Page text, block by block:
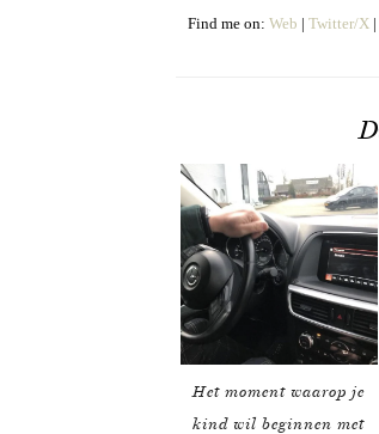
Find me on: Web | Twitter/X |
Het moment waarop je
kind wil beginnen met